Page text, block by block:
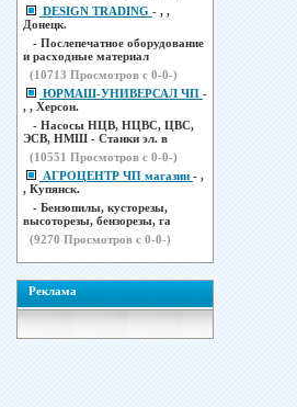
DESIGN TRADING - , ,
Донецк.
- Послепечатное оборудование
и расходные материал
(10713 Просмотров с 0-0-)
ЮРМАШ-УНИВЕРСАЛ ЧП -
, , Херсон.
- Насосы НЦВ, НЦВС, ЦВС,
ЭСВ, НМШ - Станки эл. в
(10551 Просмотров с 0-0-)
АГРОЦЕНТР ЧП магазин - ,
, Купянск.
- Бензопилы, кусторезы,
высоторезы, бензорезы, га
(9270 Просмотров с 0-0-)
Реклама